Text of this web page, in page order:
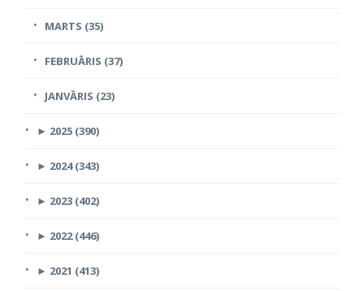
MARTS (35)
FEBRUĀRIS (37)
JANVĀRIS (23)
► 2025 (390)
► 2024 (343)
► 2023 (402)
► 2022 (446)
► 2021 (413)